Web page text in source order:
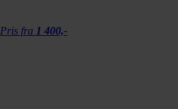
Pris fra 1 400,-